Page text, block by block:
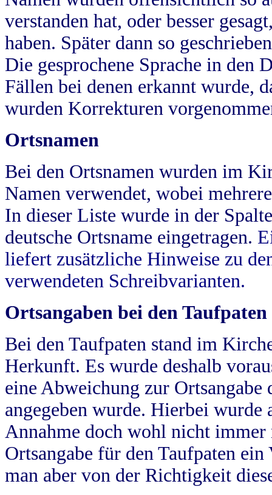
verstanden hat, oder besser
haben. Später dann so
Die gesprochene Sprache in
Fällen bei denen erkannt wurde,
wurden Korrekturen
Ortsnamen
Bei den Ortsnamen wurden im
Namen verwendet, wobei
In dieser Liste wurde in der
deutsche Ortsname eingetragen.
liefert zusätzliche Hinweise zu
verwendeten Schreibvarianten.
Ortsangaben bei den Taufpaten
Bei den Taufpaten stand im
Herkunft. Es wurde deshalb
eine Abweichung zur
angegeben wurde. Hierbei wurde
Annahme doch wohl nicht
Ortsangabe für den Taufpaten
man aber von der Richtigkeit